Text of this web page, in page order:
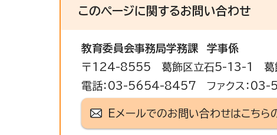
このページに関するお問い合わせ
教育委員会事務局学務課
学事係
〒124-8555 葛飾区立石5-13-1 葛
電話：03-5654-8457 ファクス：
Eメールでのお問い合わせはこちら